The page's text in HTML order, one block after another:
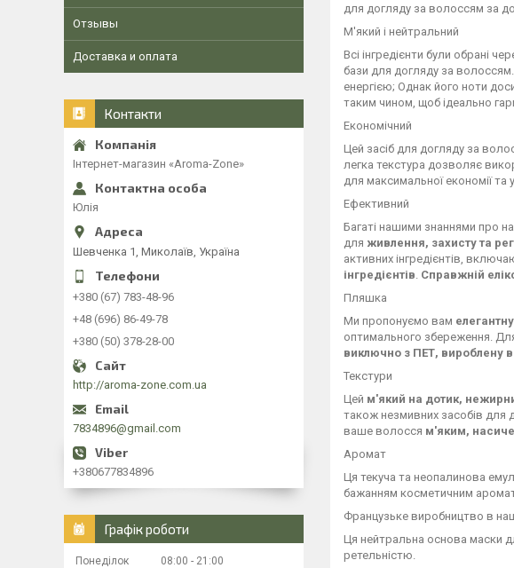
для догляду за волоссям за
М'який і нейтральний
Всі інгредієнти були обрані
бази для догляду за
енергією; Однак його ноти
таким чином, щоб ідеально
Економічний
Цей засіб для догляду за
легка текстура дозволяє
для максимальної економії та
Ефективний
Багаті нашими знаннями про
для живлення, захисту та
активних інгредієнтів,
інгредієнтів. Справжній
Пляшка
Ми пропонуємо вам
оптимального збереження.
виключно з ПЕТ, вироблену
Текстури
Цей м'який на дотик,
також незмивних засобів для
ваше волосся м'яким,
Аромат
Ця текуча та неопалинова
бажанням косметичним
Французьке виробництво в
Ця нейтральна основа маски
ретельністю.
Отзывы
Доставка и оплата
Контакти
Інтернет-магазин «Aroma-Zone»
Юлія
Шевченка 1, Миколаїв, Україна
+380 (67) 783-48-96
+48 (696) 86-49-78
+380 (50) 378-28-00
http://aroma-zone.com.ua
7834896@gmail.com
+380677834896
Графік роботи
Понеділок 08:00
21:00